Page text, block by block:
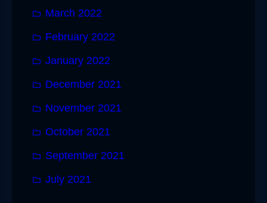
March 2022
February 2022
January 2022
December 2021
November 2021
October 2021
September 2021
July 2021